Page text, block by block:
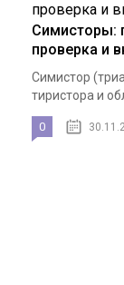
Симисторы:
проверка и
Симистор
тиристора и
0